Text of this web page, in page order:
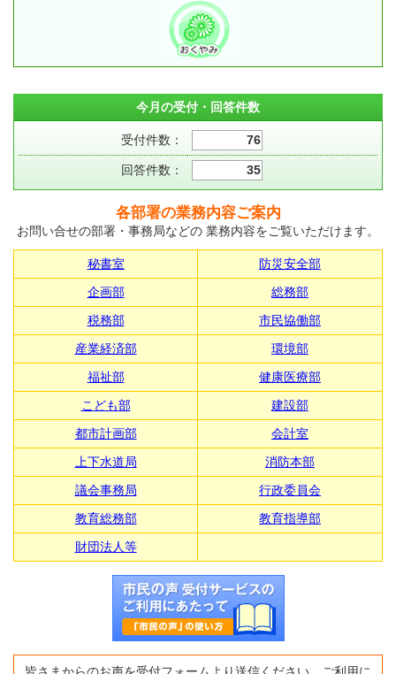
今月の受付・回答件数
受付件数： 76
回答件数： 35
各部署の業務内容ご案内
お問い合せの部署・事務局などの 業務内容をご覧いただけます。
秘書室
防災安全部
企画部
総務部
税務部
市民協働部
産業経済部
環境部
福祉部
健康医療部
こども部
建設部
都市計画部
会計室
上下水道局
消防本部
議会事務局
行政委員会
教育総務部
教育指導部
財団法人等